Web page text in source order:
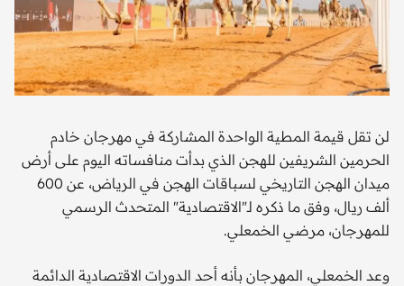
لن تقل قيمة المطية الواحدة المشاركة في مهرجان خادم
الحرمين الشريفين للهجن الذي بدأت منافساته اليوم على أرض
ميدان الهجن التاريخي لسباقات الهجن في الرياض، عن 600
ألف ريال، وفق ما ذكره لـ"الاقتصادية" المتحدث الرسمي
للمهرجان، مرضي الخمعلي.
وعد الخمعلي، المهرجان بأنه أحد الدورات الاقتصادية الدائمة